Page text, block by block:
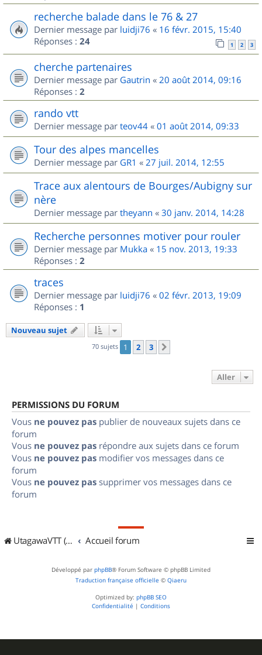
recherche balade dans le 76 & 27
Dernier message par luidji76 « 16 févr. 2015, 15:40
Réponses : 24 1 2 3
cherche partenaires
Dernier message par Gautrin « 20 août 2014, 09:16
Réponses : 2
rando vtt
Dernier message par teov44 « 01 août 2014, 09:33
Tour des alpes mancelles
Dernier message par GR1 « 27 juil. 2014, 12:55
Trace aux alentours de Bourges/Aubigny sur
nère
Dernier message par theyann « 30 janv. 2014, 14:28
Recherche personnes motiver pour rouler
Dernier message par Mukka « 15 nov. 2013, 19:33
Réponses : 2
traces
Dernier message par luidji76 « 02 févr. 2013, 19:09
Réponses : 1
Nouveau sujet
70 sujets 1 2 3
Aller
PERMISSIONS DU FORUM
Vous ne pouvez pas publier de nouveaux sujets dans ce
forum
Vous ne pouvez pas répondre aux sujets dans ce forum
Vous ne pouvez pas modifier vos messages dans ce
forum
Vous ne pouvez pas supprimer vos messages dans ce
forum
UtagawaVTT (Randos VTT et VTTAE avec traces GPS) Accueil forum
Développé par phpBB® Forum Software © phpBB Limited
Traduction française officielle © Qiaeru
Optimized by: phpBB SEO
Confidentialité | Conditions